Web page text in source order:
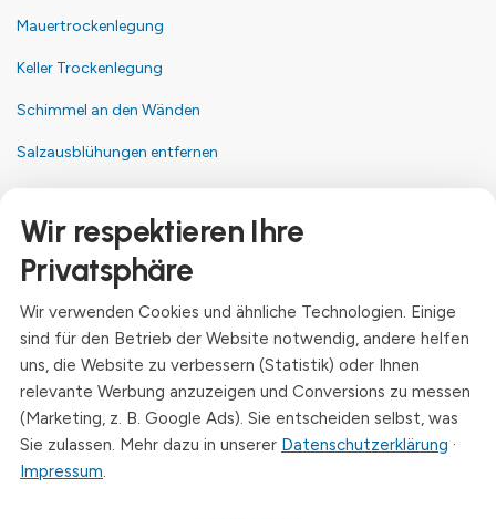
Mauertrockenlegung
Keller Trockenlegung
Schimmel an den Wänden
Salzausblühungen entfernen
Anschrift
Dresdner Straße 24, 09577 Niederwiesa
Telefon
+49 (0)3726 - 720 560
E-Mail
info@drymat.de
Öffnungszeiten
Mo-Fr: 08:00 - 15:00 Uhr
Wir respektieren Ihre
Privatsphäre
Wir verwenden Cookies und ähnliche Technologien. Einige
sind für den Betrieb der Website notwendig, andere helfen
uns, die Website zu verbessern (Statistik) oder Ihnen
relevante Werbung anzuzeigen und Conversions zu messen
(Marketing, z. B. Google Ads). Sie entscheiden selbst, was
Sie zulassen. Mehr dazu in unserer Datenschutzerklärung ·
Impressum.